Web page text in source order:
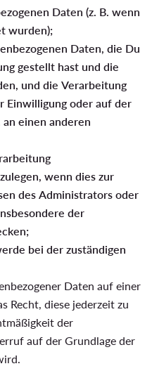
Daten (z. B. wenn
wurden);
Daten, die Du
gestellt hast und die
und die Verarbeitung
Einwilligung oder auf der
an einen anderen
wenn dies zur
des Administrators oder
der
bei der zuständigen
Daten auf einer
Recht, diese jederzeit zu
der
auf der Grundlage der